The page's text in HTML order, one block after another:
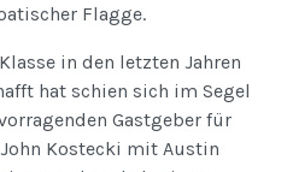
Flagge.
in den letzten Jahren
hat schien sich im Segel
Gastgeber für
Kostecki mit Austin